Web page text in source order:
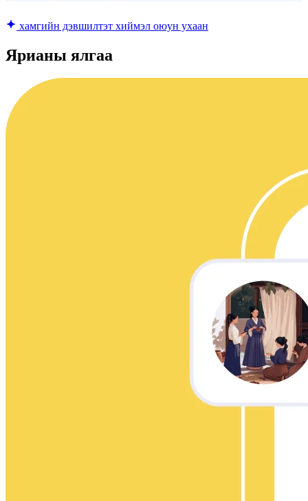
хамгийн дэвшилтэт хиймэл оюун ухаан
Ярианы ялгаа